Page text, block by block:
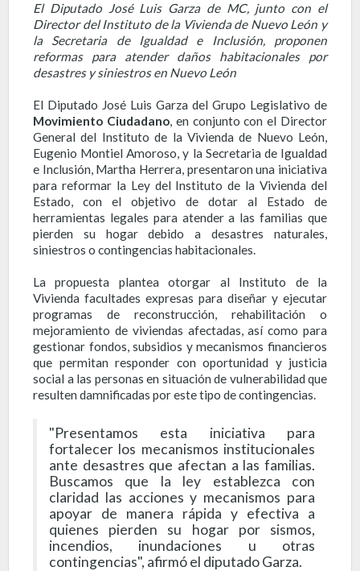
El Diputado José Luis Garza de MC, junto con el
Director del Instituto de la Vivienda de Nuevo León y
la Secretaria de Igualdad e Inclusión, proponen
reformas para atender daños habitacionales por
desastres y siniestros en Nuevo León
El Diputado José Luis Garza del Grupo Legislativo de
Movimiento Ciudadano, en conjunto con el Director
General del Instituto de la Vivienda de Nuevo León,
Eugenio Montiel Amoroso, y la Secretaria de Igualdad
e Inclusión, Martha Herrera, presentaron una iniciativa
para reformar la Ley del Instituto de la Vivienda del
Estado, con el objetivo de dotar al Estado de
herramientas legales para atender a las familias que
pierden su hogar debido a desastres naturales,
siniestros o contingencias habitacionales.
La propuesta plantea otorgar al Instituto de la
Vivienda facultades expresas para diseñar y ejecutar
programas de reconstrucción, rehabilitación o
mejoramiento de viviendas afectadas, así como para
gestionar fondos, subsidios y mecanismos financieros
que permitan responder con oportunidad y justicia
social a las personas en situación de vulnerabilidad que
resulten damnificadas por este tipo de contingencias.
"Presentamos esta iniciativa para
fortalecer los mecanismos institucionales
ante desastres que afectan a las familias.
Buscamos que la ley establezca con
claridad las acciones y mecanismos para
apoyar de manera rápida y efectiva a
quienes pierden su hogar por sismos,
incendios, inundaciones u otras
contingencias", afirmó el diputado Garza.